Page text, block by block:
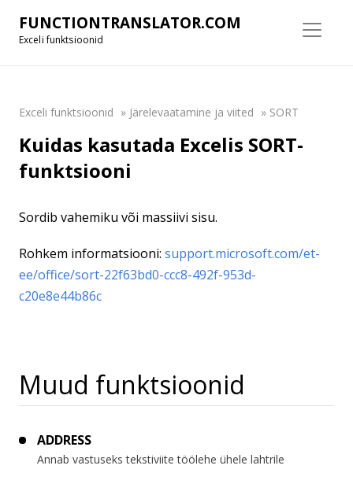
FUNCTIONTRANSLATOR.COM
Exceli funktsioonid
Exceli funktsioonid » Järelevaatamine ja viited » SORT
Kuidas kasutada Excelis SORT-
funktsiooni
Sordib vahemiku või massiivi sisu.
Rohkem informatsiooni: support.microsoft.com/et-
ee/office/sort-22f63bd0-ccc8-492f-953d-
c20e8e44b86c
Muud funktsioonid
ADDRESS
Annab vastuseks tekstiviite töölehe ühele lahtrile